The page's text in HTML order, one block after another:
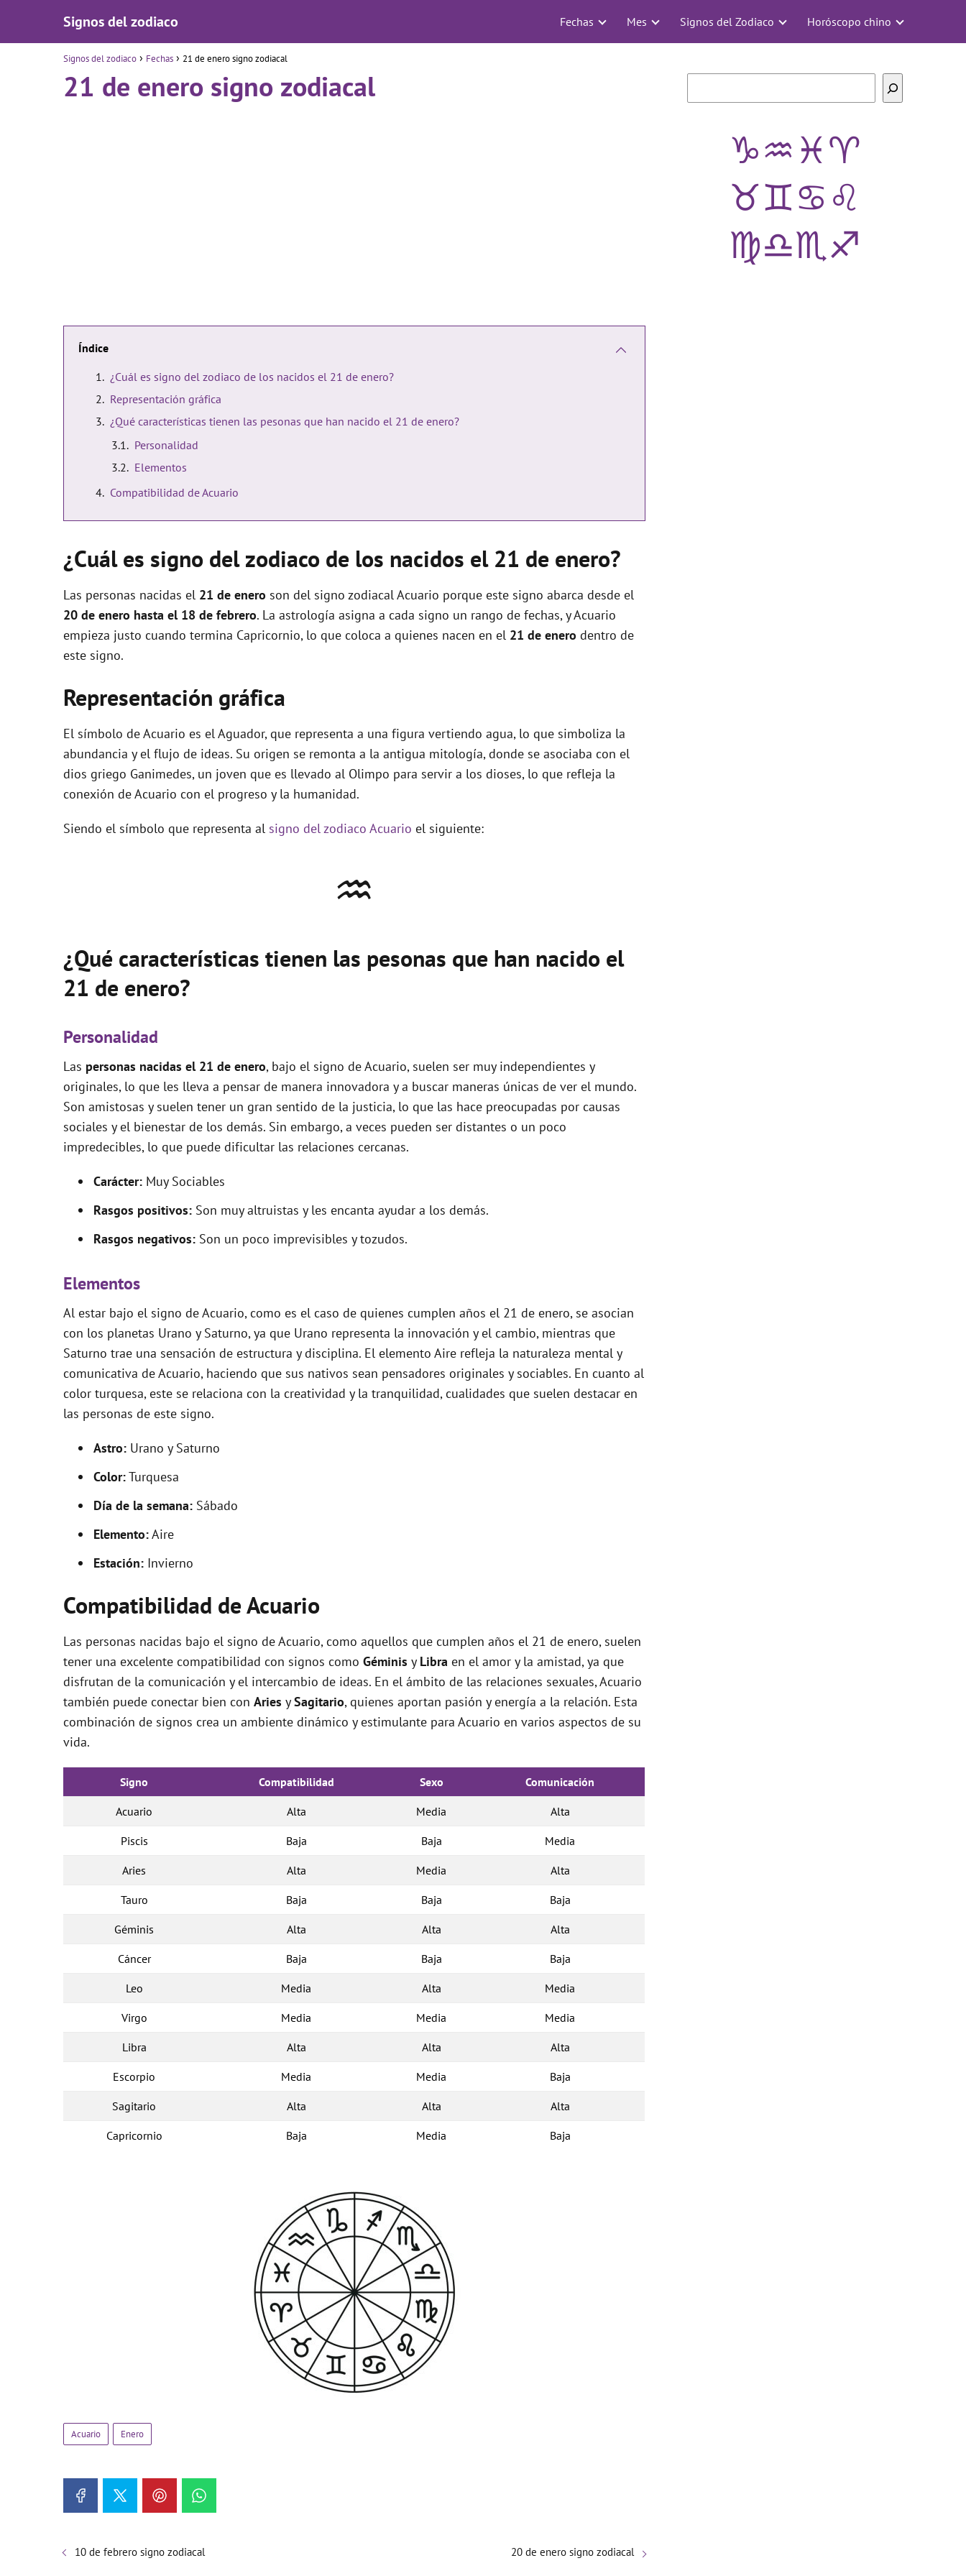
Signos del zodiaco Fechas Mes Signos del Zodiaco Horóscopo chino
Signos del zodiaco Fechas 21 de enero signo zodiacal
21 de enero signo zodiacal
Índice
¿Cuál es signo del zodiaco de los nacidos el 21 de enero?
Representación gráfica
¿Qué características tienen las pesonas que han nacido el 21 de enero?
Personalidad
Elementos
Compatibilidad de Acuario
¿Cuál es signo del zodiaco de los nacidos el 21 de enero?
Las personas nacidas el 21 de enero son del signo zodiacal Acuario porque este signo abarca desde el
20 de enero hasta el 18 de febrero. La astrología asigna a cada signo un rango de fechas, y Acuario
empieza justo cuando termina Capricornio, lo que coloca a quienes nacen en el 21 de enero dentro de
este signo.
Representación gráfica
El símbolo de Acuario es el Aguador, que representa a una figura vertiendo agua, lo que simboliza la
abundancia y el flujo de ideas. Su origen se remonta a la antigua mitología, donde se asociaba con el
dios griego Ganimedes, un joven que es llevado al Olimpo para servir a los dioses, lo que refleja la
conexión de Acuario con el progreso y la humanidad.
Siendo el símbolo que representa al signo del zodiaco Acuario el siguiente:
♒
¿Qué características tienen las pesonas que han nacido el
21 de enero?
Personalidad
Las personas nacidas el 21 de enero, bajo el signo de Acuario, suelen ser muy independientes y
originales, lo que les lleva a pensar de manera innovadora y a buscar maneras únicas de ver el mundo.
Son amistosas y suelen tener un gran sentido de la justicia, lo que las hace preocupadas por causas
sociales y el bienestar de los demás. Sin embargo, a veces pueden ser distantes o un poco
impredecibles, lo que puede dificultar las relaciones cercanas.
Carácter: Muy Sociables
Rasgos positivos: Son muy altruistas y les encanta ayudar a los demás.
Rasgos negativos: Son un poco imprevisibles y tozudos.
Elementos
Al estar bajo el signo de Acuario, como es el caso de quienes cumplen años el 21 de enero, se asocian
con los planetas Urano y Saturno, ya que Urano representa la innovación y el cambio, mientras que
Saturno trae una sensación de estructura y disciplina. El elemento Aire refleja la naturaleza mental y
comunicativa de Acuario, haciendo que sus nativos sean pensadores originales y sociables. En cuanto al
color turquesa, este se relaciona con la creatividad y la tranquilidad, cualidades que suelen destacar en
las personas de este signo.
Astro: Urano y Saturno
Color:Turquesa
Día de la semana: Sábado
Elemento:Aire
Estación: Invierno
Compatibilidad de Acuario
Las personas nacidas bajo el signo de Acuario, como aquellos que cumplen años el 21 de enero, suelen
tener una excelente compatibilidad con signos como Géminis y Libra en el amor y la amistad, ya que
disfrutan de la comunicación y el intercambio de ideas. En el ámbito de las relaciones sexuales, Acuario
también puede conectar bien con Aries ySagitario, quienes aportan pasión y energía a la relación. Esta
combinación de signos crea un ambiente dinámico y estimulante para Acuario en varios aspectos de su
vida.
Signo Compatibilidad Sexo Comunicación
Acuario Alta Media Alta
Piscis Baja Baja Media
Aries Alta Media Alta
Tauro Baja Baja Baja
Géminis Alta Alta Alta
Cáncer Baja Baja Baja
Leo Media Alta Media
Virgo Media Media Media
Libra Alta Alta Alta
Escorpio Media Media Baja
Sagitario Alta Alta Alta
Capricornio Baja Media Baja
Acuario Enero
10 de febrero signo zodiacal 20 de enero signo zodiacal
♑♒♓♈
♉♊♋♌
♍♎♏♐